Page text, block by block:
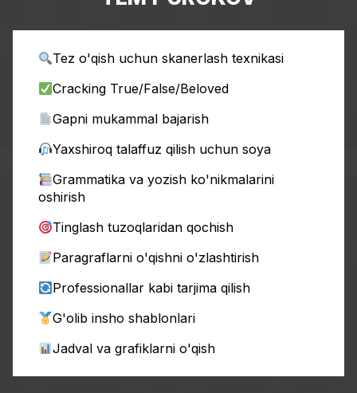
Tez o'qish uchun skanerlash texnikasi
Cracking True/False/Beloved
Gapni mukammal bajarish
Yaxshiroq talaffuz qilish uchun soya
Grammatika va yozish ko'nikmalarini
oshirish
Tinglash tuzoqlaridan qochish
Paragraflarni o'qishni o'zlashtirish
Professionallar kabi tarjima qilish
G'olib insho shablonlari
Jadval va grafiklarni o'qish